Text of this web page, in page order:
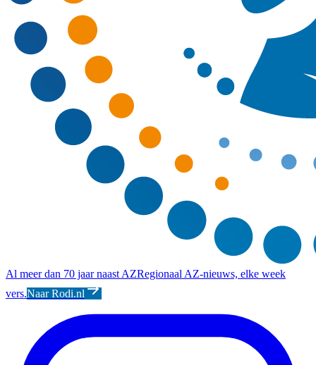
Al meer dan 70 jaar naast AZRegionaal AZ-nieuws, elke week
vers.Naar Rodi.nl